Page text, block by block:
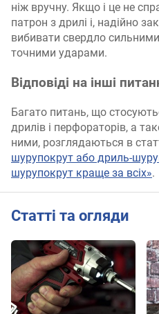
ніж вручну. Якщо і це не
патрон з дрилі і, надійно
вибивати свердло
точними ударами.
Відповіді на інші
Багато питань, що
дрилів і перфораторів, а
ними, розглядаються в
шурупокрут або дриль-
шурупокрут краще за всіх».
Cтатті та огляди